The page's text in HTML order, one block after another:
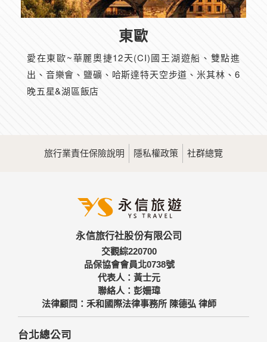
東歐
愛在東歐~華麗奧捷12天(CI)國王湖遊船、雙點進
出、音樂會、鹽礦、哈斯達特天空步道、米其林、6
晚五星&湖區飯店
旅行業責任保險說明 隱私權政策 社群總覽
永信旅行社股份有限公司
交觀綜220700
品保協會會員北0738號
代表人：黃士元
聯絡人：彭姍瑋
法律顧問：禾和國際法律事務所 陳德弘 律師
台北總公司